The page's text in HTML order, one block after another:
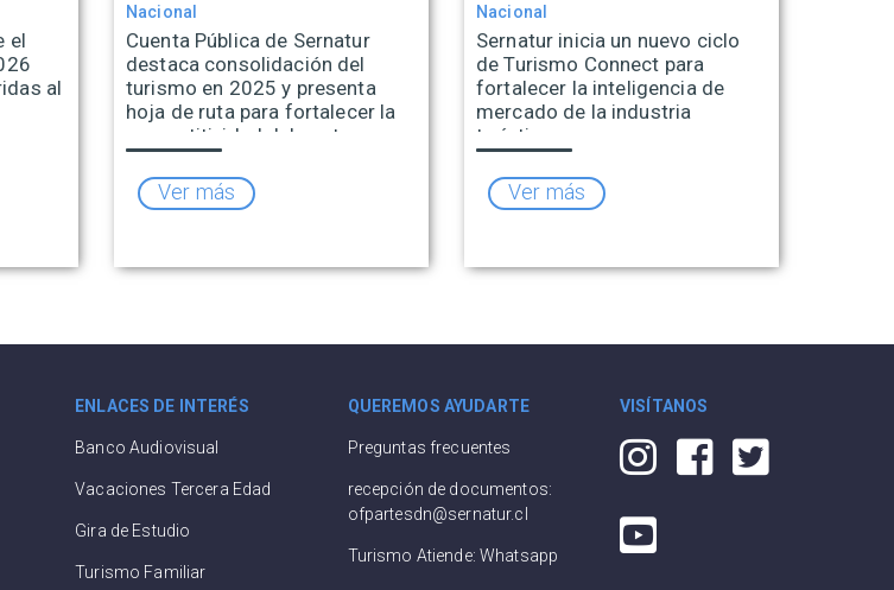
el
al
Nacional
Cuenta Pública de Sernatur
destaca consolidación del
turismo en 2025 y presenta
hoja de ruta para fortalecer la
competitividad del sector
Ver más
Nacional
Sernatur inicia un nuevo ciclo
de Turismo Connect para
fortalecer la inteligencia de
mercado de la industria
turística
Ver más
ENLACES DE INTERÉS
Banco Audiovisual
Vacaciones Tercera Edad
Gira de Estudio
Turismo Familiar
QUEREMOS AYUDARTE
Preguntas frecuentes
recepción de documentos:
ofpartesdn@sernatur.cl
Turismo Atiende: Whatsapp
VISÍTANOS